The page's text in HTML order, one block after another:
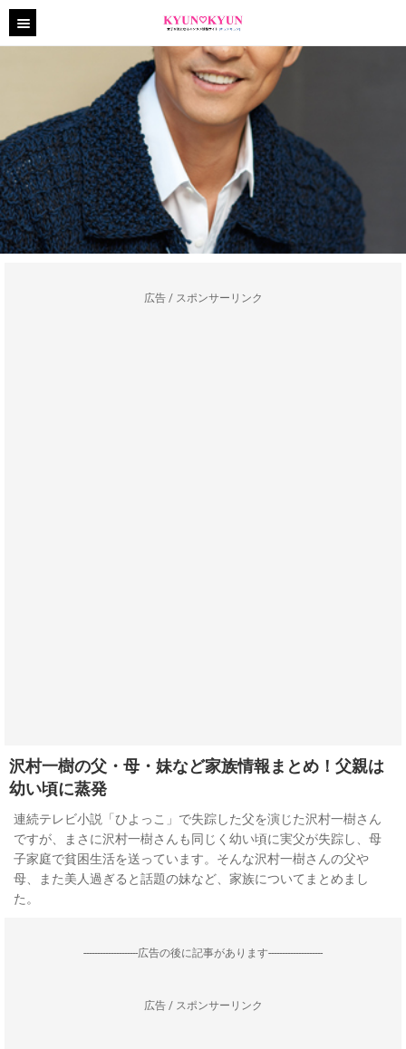
広告 / スポンサーリンク
沢村一樹の父・母・妹など家族情報まとめ！父親は
幼い頃に蒸発
連続テレビ小説「ひよっこ」で失踪した父を演じた沢村一樹さん
ですが、まさに沢村一樹さんも同じく幼い頃に実父が失踪し、母
子家庭で貧困生活を送っています。そんな沢村一樹さんの父や
母、また美人過ぎると話題の妹など、家族についてまとめまし
た。
--------------------広告の後に記事があります--------------------
広告 / スポンサーリンク